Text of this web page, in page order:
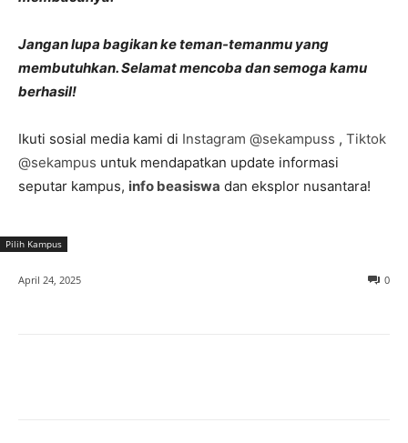
Jangan lupa bagikan ke teman-temanmu yang
membutuhkan. Selamat mencoba dan semoga kamu
berhasil!
Ikuti sosial media kami di Instagram @sekampuss , Tiktok
@sekampus untuk mendapatkan update informasi
seputar kampus, info beasiswa dan eksplor nusantara!
Pilih Kampus
0
April 24, 2025